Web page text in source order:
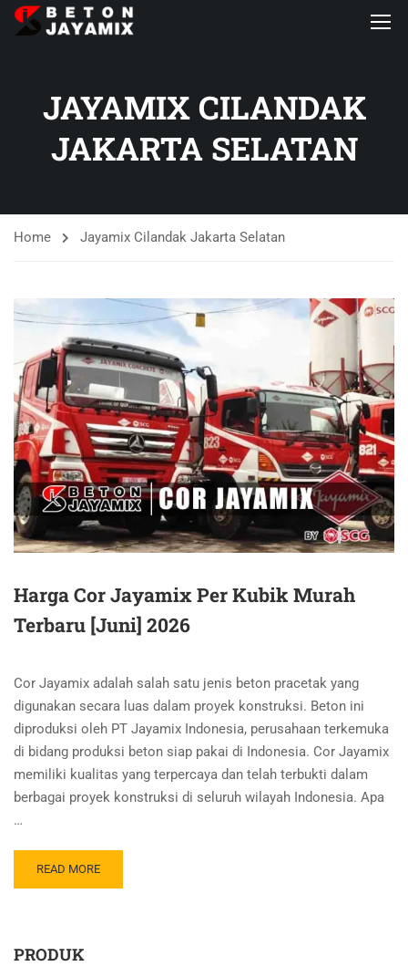
JAYAMIX CILANDAK
JAKARTA SELATAN
Home Jayamix Cilandak Jakarta Selatan
Harga Cor Jayamix Per Kubik Murah
Terbaru [Juni] 2026
Cor Jayamix adalah salah satu jenis beton pracetak yang
digunakan secara luas dalam proyek konstruksi. Beton ini
diproduksi oleh PT Jayamix Indonesia, perusahaan terkemuka
di bidang produksi beton siap pakai di Indonesia. Cor Jayamix
memiliki kualitas yang terpercaya dan telah terbukti dalam
berbagai proyek konstruksi di seluruh wilayah Indonesia. Apa
…
READ MORE
PRODUK